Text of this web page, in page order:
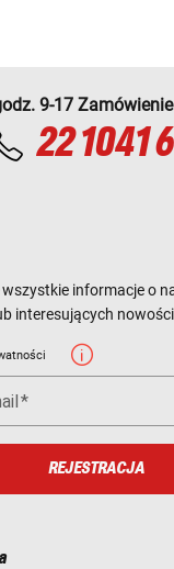
9-17
22 1041
wszystkie informacje o
interesujących
REJESTRACJA